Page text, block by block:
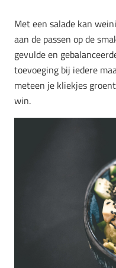
Met een salade kan
aan de passen op de
gevulde en
toevoeging bij iedere
meteen je kliekjes
win.